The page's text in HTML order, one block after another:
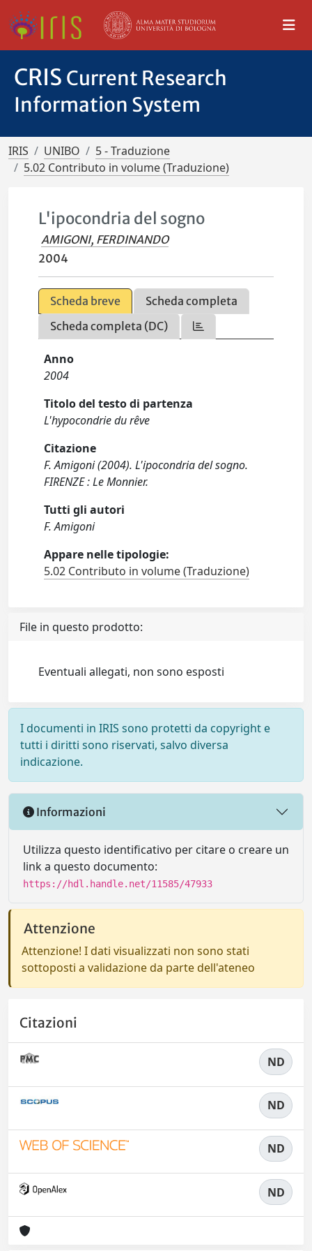
CRIS Current Research
Information System
IRIS UNIBO
5 - Traduzione
5.02 Contributo in volume (Traduzione)
L'ipocondria del sogno
AMIGONI, FERDINANDO
2004
Scheda breve
Scheda completa
Scheda completa (DC)
Anno
2004
Titolo del testo di partenza
L'hypocondrie du rêve
Citazione
F. Amigoni (2004). L'ipocondria del sogno.
FIRENZE : Le Monnier.
Tutti gli autori
F. Amigoni
Appare nelle tipologie:
5.02 Contributo in volume (Traduzione)
File in questo prodotto:
Eventuali allegati, non sono esposti
I documenti in IRIS sono protetti da copyright e
tutti i diritti sono riservati, salvo diversa
indicazione.
Informazioni
Utilizza questo identificativo per citare o creare un
link a questo documento:
https://hdl.handle.net/11585/47933
Attenzione
Attenzione! I dati visualizzati non sono stati
sottoposti a validazione da parte dell'ateneo
Citazioni
ND
ND
ND
ND